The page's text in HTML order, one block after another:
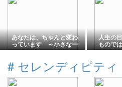
あなたは、ちゃんと変わ
っています ～小さな一
歩は、未来へ続く大切な
人生の
もので
もの
# セレンディピティ